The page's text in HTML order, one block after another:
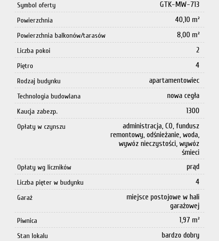
Symbol oferty GTK-MW-713
Powierzchnia 40,10 m²
Powierzchnia balkonów/tarasów 8,00 m²
Liczba pokoi 2
Piętro 4
Rodzaj budynku apartamentowiec
Technologia budowlana nowa cegła
Kaucja zabezp. 1300
Opłaty w czynszu
administracja, CO, fundusz
remontowy, odśnieżanie, woda,
wywóz nieczystości, wywóz
śmieci
Opłaty wg liczników prąd
Liczba pięter w budynku 4
Garaż
miejsce postojowe w hali
garażowej
Piwnica 1,97 m²
Stan lokalu bardzo dobry